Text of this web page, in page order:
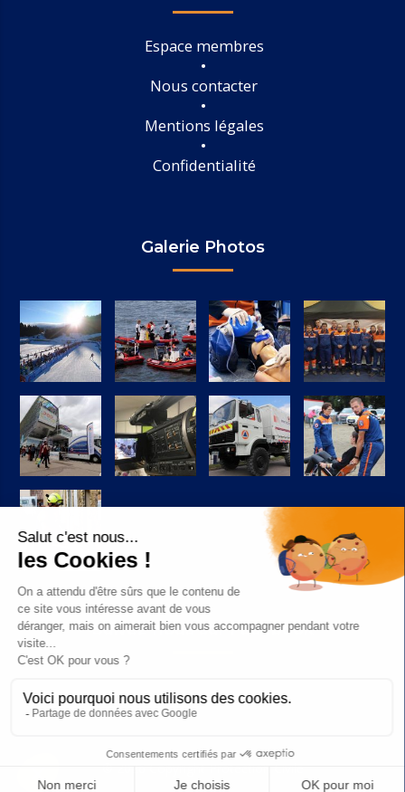
Espace membres
Nous contacter
Mentions légales
Confidentialité
Galerie Photos
Suivez-nous sur Facebook